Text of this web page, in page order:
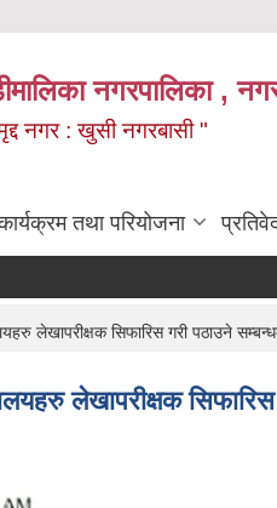
नगरपालिका ,
नगर : खुसी नगरबासी "
तथा परियोजना
लेखापरीक्षक सिफारिस गरी पठाउने
लेखापरीक्षक